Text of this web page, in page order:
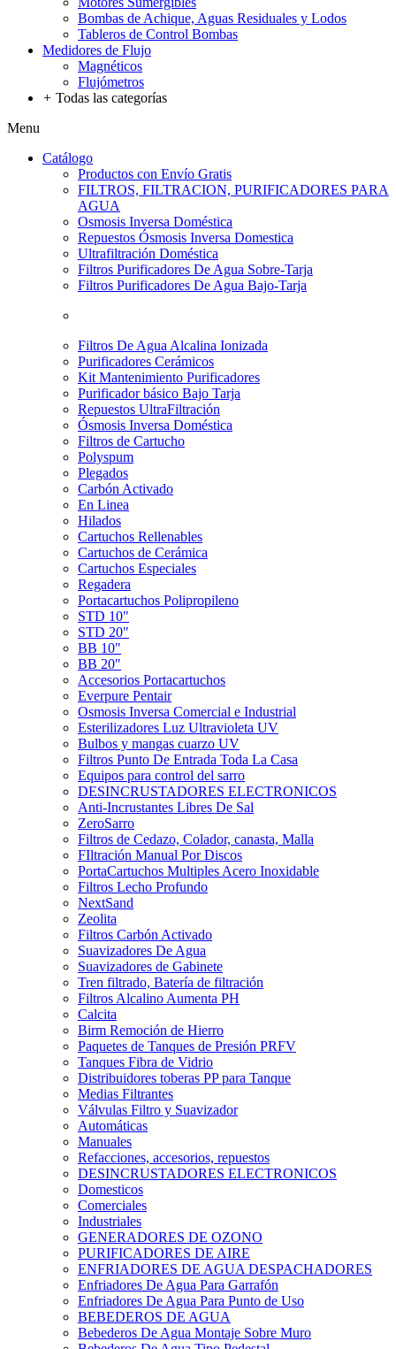
Bombas de Achique, Aguas Residuales y Lodos
Tableros de Control Bombas
Medidores de Flujo
Magnéticos
Flujómetros
+ Todas las categorías
Menu
Catálogo
Productos con Envío Gratis
FILTROS, FILTRACION, PURIFICADORES PARA
AGUA
Osmosis Inversa Doméstica
Repuestos Ósmosis Inversa Domestica
Ultrafiltración Doméstica
Filtros Purificadores De Agua Sobre-Tarja
Filtros Purificadores De Agua Bajo-Tarja
Filtros De Agua Alcalina Ionizada
Purificadores Cerámicos
Kit Mantenimiento Purificadores
Purificador básico Bajo Tarja
Repuestos UltraFiltración
Ósmosis Inversa Doméstica
Filtros de Cartucho
Polyspum
Plegados
Carbón Activado
En Linea
Hilados
Cartuchos Rellenables
Cartuchos de Cerámica
Cartuchos Especiales
Regadera
Portacartuchos Polipropileno
STD 10"
STD 20"
BB 10"
BB 20"
Accesorios Portacartuchos
Everpure Pentair
Osmosis Inversa Comercial e Industrial
Esterilizadores Luz Ultravioleta UV
Bulbos y mangas cuarzo UV
Filtros Punto De Entrada Toda La Casa
Equipos para control del sarro
DESINCRUSTADORES ELECTRONICOS
Anti-Incrustantes Libres De Sal
ZeroSarro
Filtros de Cedazo, Colador, canasta, Malla
FIltración Manual Por Discos
PortaCartuchos Multiples Acero Inoxidable
Filtros Lecho Profundo
NextSand
Zeolita
Filtros Carbón Activado
Suavizadores De Agua
Suavizadores de Gabinete
Tren filtrado, Batería de filtración
Filtros Alcalino Aumenta PH
Calcita
Birm Remoción de Hierro
Paquetes de Tanques de Presión PRFV
Tanques Fibra de Vidrio
Distribuidores toberas PP para Tanque
Medias Filtrantes
Válvulas Filtro y Suavizador
Automáticas
Manuales
Refacciones, accesorios, repuestos
DESINCRUSTADORES ELECTRONICOS
Domesticos
Comerciales
Industriales
GENERADORES DE OZONO
PURIFICADORES DE AIRE
ENFRIADORES DE AGUA DESPACHADORES
Enfriadores De Agua Para Garrafón
Enfriadores De Agua Para Punto de Uso
BEBEDEROS DE AGUA
Bebederos De Agua Montaje Sobre Muro